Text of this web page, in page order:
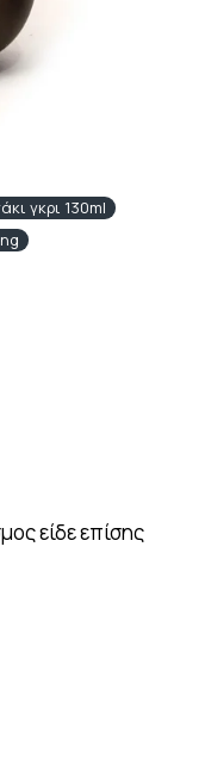
γκρι 130ml
είδε επίσης